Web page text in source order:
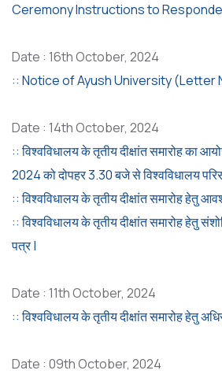
Ceremony Instructions to
Date : 16th October, 2024
:: Notice of Ayush University (Letter
Date : 14th October, 2024
:: विश्वविधालय के तृतीय दीक्षांत समारोह का
2024 को दोपहर 3.30 बजे से विश्वविधालय
:: विश्वविधालय के तृतीय दीक्षांत समारोह हेतु
:: विश्वविधालय के तृतीय दीक्षांत समारोह हेतु
पत्र |
Date : 11th October, 2024
:: विश्वविधालय के तृतीय दीक्षांत समारोह हेतु
Date : 09th October, 2024